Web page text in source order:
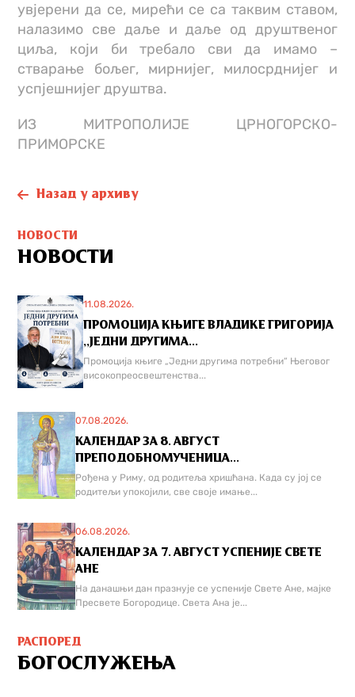
увјерени да се, мирећи се са таквим ставом,
налазимо све даље и даље од друштвеног
циља, који би требало сви да имамо –
стварање бољег, мирнијег, милосрднијег и
успјешнијег друштва.
ИЗ МИТРОПОЛИЈЕ ЦРНОГОРСКО-
ПРИМОРСКЕ
Назад у архиву
НОВОСТИ
НОВОСТИ
11.08.2026.
ПРОМОЦИЈА КЊИГЕ ВЛАДИКЕ ГРИГОРИЈА
,,ЈЕДНИ ДРУГИМА...
Промоција књиге „Једни другима потребни“ Његовог
високопреосвештенства...
07.08.2026.
КАЛЕНДАР ЗА 8. АВГУСТ
ПРЕПОДОБНОМУЧЕНИЦА...
Рођена у Риму, од родитеља хришћана. Када су јој се
родитељи упокојили, све своје имање...
06.08.2026.
КАЛЕНДАР ЗА 7. АВГУСТ УСПЕНИЈЕ СВЕТЕ
АНЕ
На данашњи дан празнује се успеније Свете Ане, мајке
Пресвете Богородице. Света Ана је...
РАСПОРЕД
БОГОСЛУЖЕЊА